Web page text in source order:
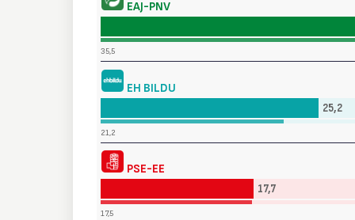
EAJ-PNV
35,5
EH BILDU
25,2
21,2
PSE-EE
17,7
17,5